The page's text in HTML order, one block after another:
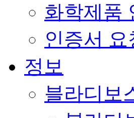
화학제품
인증서 요
정보
블라디보